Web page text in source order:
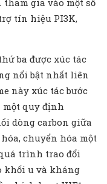
tín hiệu PI3K,
ba được xúc tác
nổi bật nhất liên
này xúc tác bước
một quy định
dòng carbon giữa
chuyển hóa một
trình trao đổi
khối u và kháng